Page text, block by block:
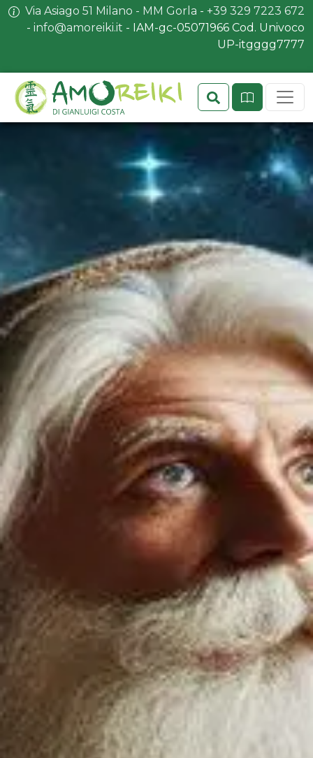
Via Asiago 51 Milano - MM Gorla - +39 329 7223 672
- info@amoreiki.it - ​​IAM-gc-05071966 Cod. Univoco
UP-itgggg7777
Search